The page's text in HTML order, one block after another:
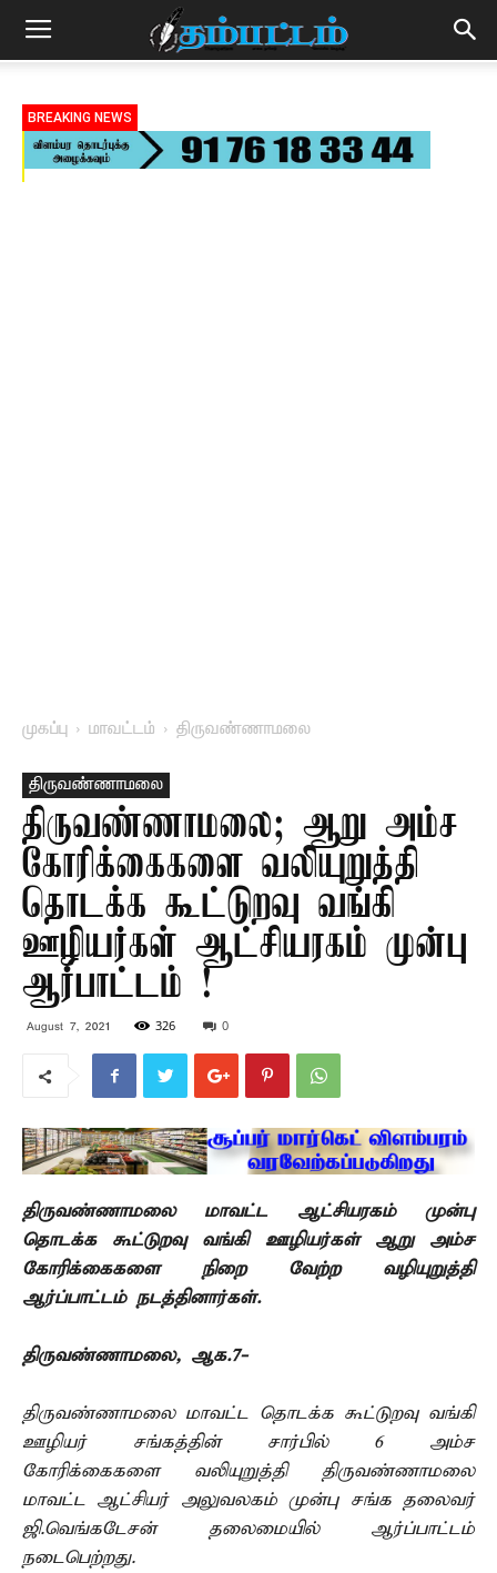
BREAKING NEWS
முகப்பு மாவட்டம் திருவண்ணாமலை
திருவண்ணாமலை
திருவண்ணாமலை; ஆறு அம்ச
கோரிக்கைகளை வலியுறுத்தி
தொடக்க கூட்டுறவு வங்கி
ஊழியர்கள் ஆட்சியரகம் முன்பு
ஆர்பாட்டம் !
August 7, 2021 326 0
திருவண்ணாமலை மாவட்ட ஆட்சியரகம் முன்பு
தொடக்க கூட்டுறவு வங்கி ஊழியர்கள் ஆறு அம்ச
கோரிக்கைகளை நிறை வேற்ற வழியுறுத்தி
ஆர்ப்பாட்டம் நடத்தினார்கள்.
திருவண்ணாமலை, ஆக.7-
திருவண்ணாமலை மாவட்ட தொடக்க கூட்டுறவு வங்கி
ஊழியர் சங்கத்தின் சார்பில் 6 அம்ச
கோரிக்கைகளை வலியுறுத்தி திருவண்ணாமலை
மாவட்ட ஆட்சியர் அலுவலகம் முன்பு சங்க தலைவர்
ஜி.வெங்கடேசன் தலைமையில் ஆர்ப்பாட்டம்
நடைபெற்றது.